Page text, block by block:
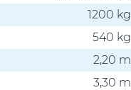
1200 kg
540 kg
2,20 m
3,30 m